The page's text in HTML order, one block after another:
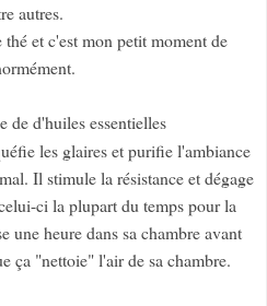
autres.
et c'est mon petit moment de
de d'huiles essentielles
les glaires et purifie l'ambiance
Il stimule la résistance et dégage
ci la plupart du temps pour la
une heure dans sa chambre avant
ça "nettoie" l'air de sa chambre.